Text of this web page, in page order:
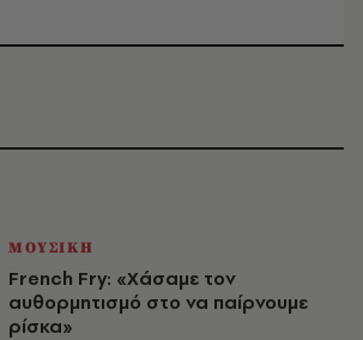
ΜΟΥΣΙΚΗ
French Fry: «Χάσαμε τον
αυθορμητισμό στο να παίρνουμε
ρίσκα»